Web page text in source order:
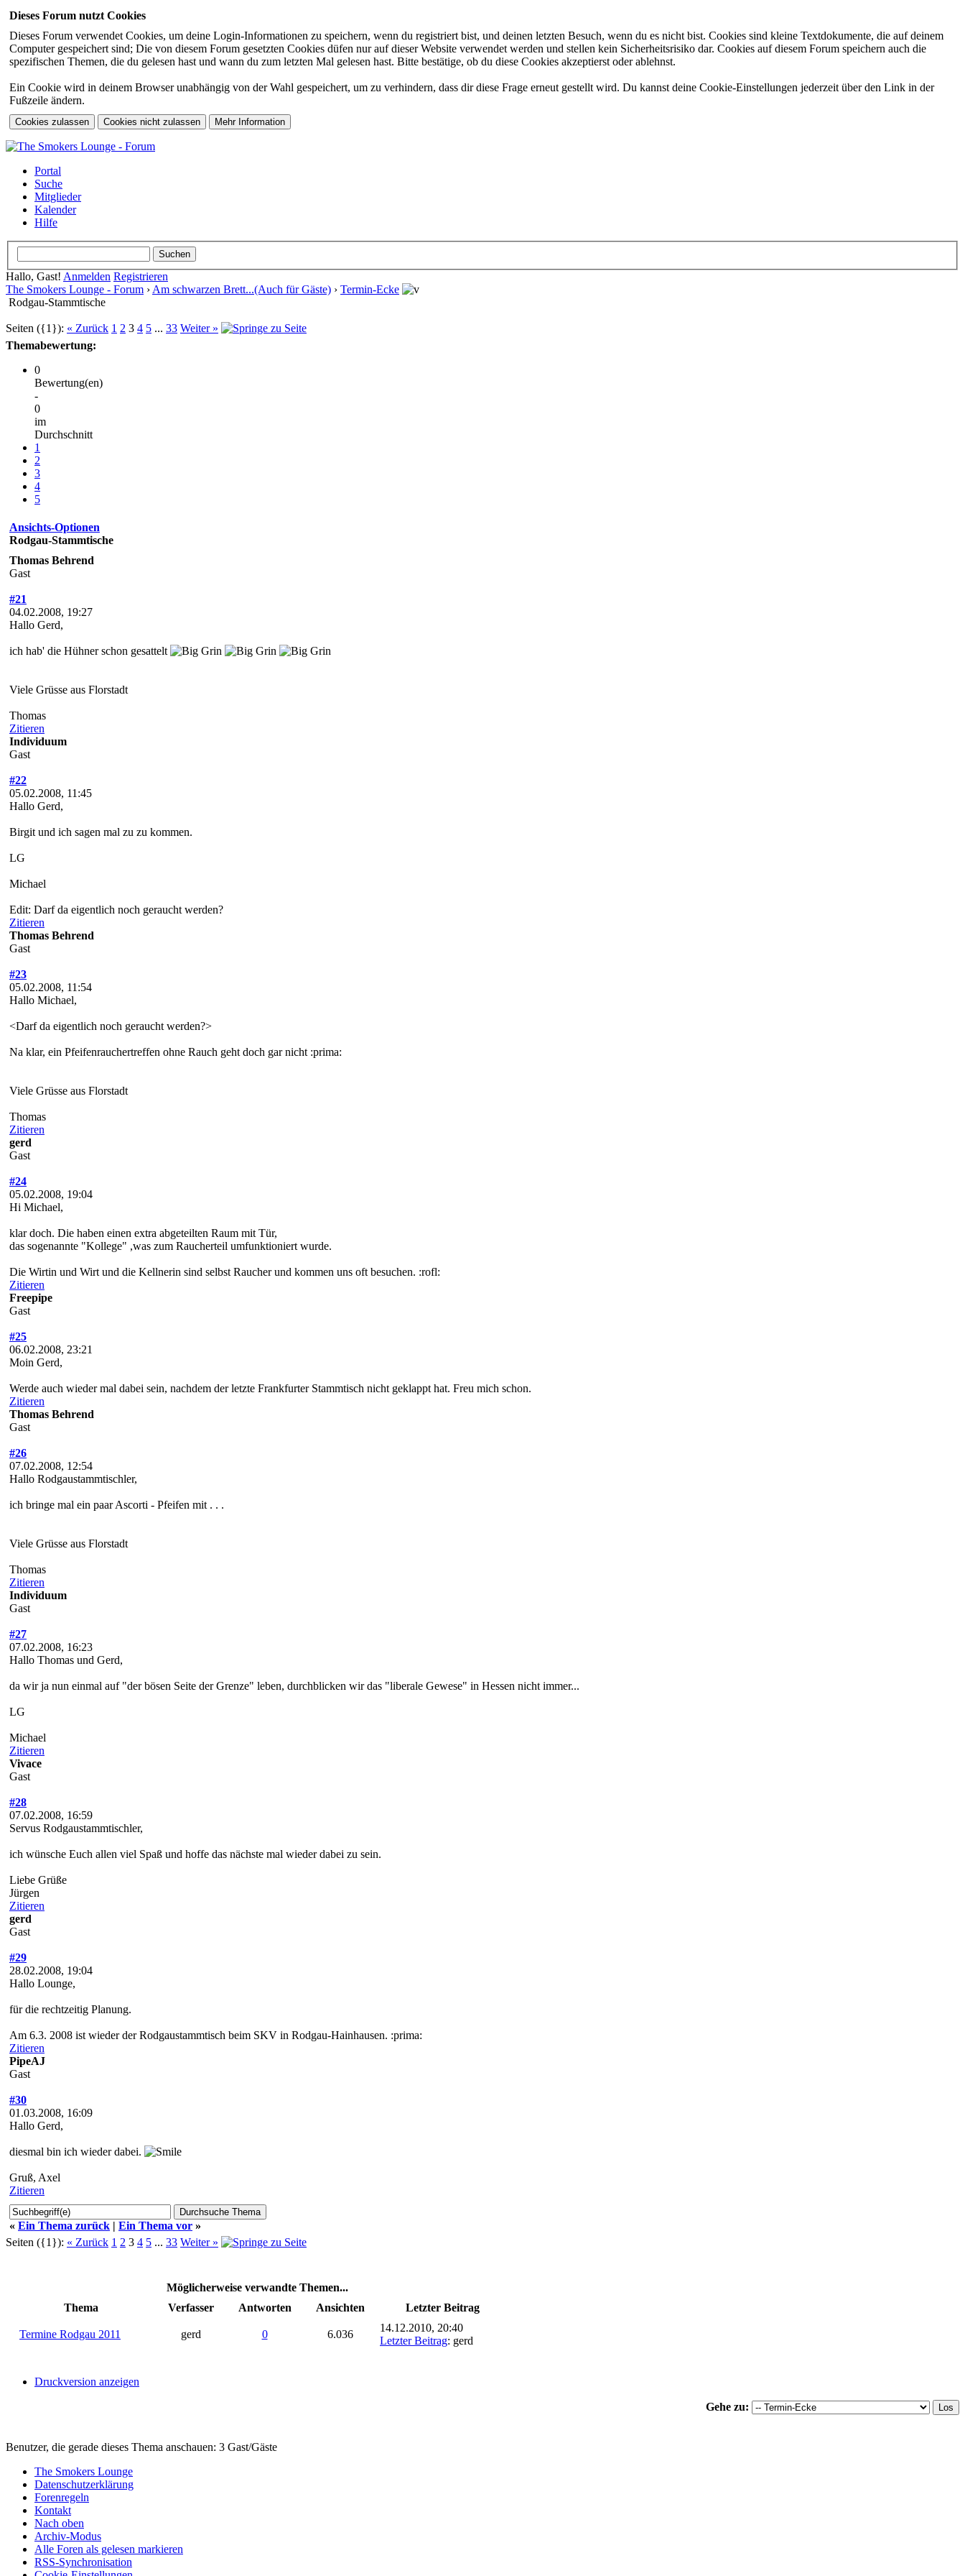
Dieses Forum nutzt Cookies
Dieses Forum verwendet Cookies, um deine Login-Informationen zu speichern, wenn du registriert bist, und deinen letzten Besuch, wenn du es nicht bist. Cookies sind kleine Textdokumente, die auf deinem
Computer gespeichert sind; Die von diesem Forum gesetzten Cookies düfen nur auf dieser Website verwendet werden und stellen kein Sicherheitsrisiko dar. Cookies auf diesem Forum speichern auch die
spezifischen Themen, die du gelesen hast und wann du zum letzten Mal gelesen hast. Bitte bestätige, ob du diese Cookies akzeptierst oder ablehnst.
Ein Cookie wird in deinem Browser unabhängig von der Wahl gespeichert, um zu verhindern, dass dir diese Frage erneut gestellt wird. Du kannst deine Cookie-Einstellungen jederzeit über den Link in der
Fußzeile ändern.
Portal
Suche
Mitglieder
Kalender
Hilfe
Hallo, Gast! Anmelden Registrieren
The Smokers Lounge - Forum › Am schwarzen Brett...(Auch für Gäste) › Termin-Ecke
Rodgau-Stammtische
Seiten ({1}): « Zurück 1 2 3 4 5 ... 33 Weiter »
Themabewertung:
0
Bewertung(en)
-
0
im
Durchschnitt
1
2
3
4
5
Ansichts-Optionen
Rodgau-Stammtische
Thomas Behrend
Gast
#21
04.02.2008, 19:27
Hallo Gerd,
ich hab' die Hühner schon gesattelt
Viele Grüsse aus Florstadt
Thomas
Zitieren
Individuum
Gast
#22
05.02.2008, 11:45
Hallo Gerd,
Birgit und ich sagen mal zu zu kommen.
LG
Michael
Edit: Darf da eigentlich noch geraucht werden?
Zitieren
Thomas Behrend
Gast
#23
05.02.2008, 11:54
Hallo Michael,
<Darf da eigentlich noch geraucht werden?>
Na klar, ein Pfeifenrauchertreffen ohne Rauch geht doch gar nicht :prima:
Viele Grüsse aus Florstadt
Thomas
Zitieren
gerd
Gast
#24
05.02.2008, 19:04
Hi Michael,
klar doch. Die haben einen extra abgeteilten Raum mit Tür,
das sogenannte "Kollege" ,was zum Raucherteil umfunktioniert wurde.
Die Wirtin und Wirt und die Kellnerin sind selbst Raucher und kommen uns oft besuchen. :rofl:
Zitieren
Freepipe
Gast
#25
06.02.2008, 23:21
Moin Gerd,
Werde auch wieder mal dabei sein, nachdem der letzte Frankfurter Stammtisch nicht geklappt hat. Freu mich schon.
Zitieren
Thomas Behrend
Gast
#26
07.02.2008, 12:54
Hallo Rodgaustammtischler,
ich bringe mal ein paar Ascorti - Pfeifen mit . . .
Viele Grüsse aus Florstadt
Thomas
Zitieren
Individuum
Gast
#27
07.02.2008, 16:23
Hallo Thomas und Gerd,
da wir ja nun einmal auf "der bösen Seite der Grenze" leben, durchblicken wir das "liberale Gewese" in Hessen nicht immer...
LG
Michael
Zitieren
Vivace
Gast
#28
07.02.2008, 16:59
Servus Rodgaustammtischler,
ich wünsche Euch allen viel Spaß und hoffe das nächste mal wieder dabei zu sein.
Liebe Grüße
Jürgen
Zitieren
gerd
Gast
#29
28.02.2008, 19:04
Hallo Lounge,
für die rechtzeitig Planung.
Am 6.3. 2008 ist wieder der Rodgaustammtisch beim SKV in Rodgau-Hainhausen. :prima:
Zitieren
PipeAJ
Gast
#30
01.03.2008, 16:09
Hallo Gerd,
diesmal bin ich wieder dabei.
Gruß, Axel
Zitieren
« Ein Thema zurück | Ein Thema vor »
Seiten ({1}): « Zurück 1 2 3 4 5 ... 33 Weiter »
Möglicherweise verwandte Themen...
Thema
Verfasser Antworten Ansichten Letzter Beitrag
Termine Rodgau 2011 gerd 0 6.036
14.12.2010, 20:40
Letzter Beitrag: gerd
Druckversion anzeigen
Gehe zu:
Benutzer, die gerade dieses Thema anschauen: 3 Gast/Gäste
The Smokers Lounge
Datenschutzerklärung
Forenregeln
Kontakt
Nach oben
Archiv-Modus
Alle Foren als gelesen markieren
RSS-Synchronisation